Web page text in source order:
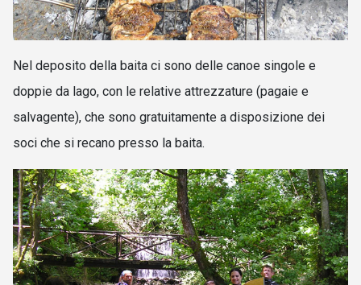
Nel deposito della baita ci sono delle canoe singole e
doppie da lago, con le relative attrezzature (pagaie e
salvagente), che sono gratuitamente a disposizione dei
soci che si recano presso la baita.